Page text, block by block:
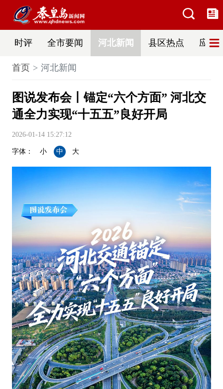
时评 全市要闻 河北新闻 县区热点 应急
首页 河北新闻
图说发布会丨锚定“六个方面” 河北交
通全力实现“十五五”良好开局
2026-01-14 15:27:12
字体： 小 中 大